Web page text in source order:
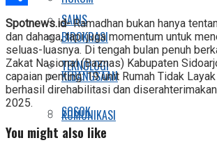
BIROKRASI
KEBANGSAAN
KOMUNIKASI
SAINS
TEKNOLOGI
SOSOK
Share
Spotnews.id-Ramadhan bukan hanya
dan dahaga, tapi juga momentum untuk
seluas-luasnya. Di tengah bulan penuh
Zakat Nasional (Baznas) Kabupaten
capaian penting: 19 unit Rumah Tidak
berhasil direhabilitasi dan
2025.
You might also like